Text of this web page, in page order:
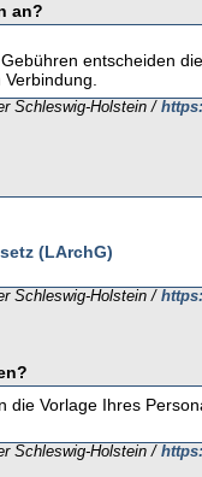
an?
entscheiden
Verbindung.
Schleswig-Holstein /
(LArchG)
Schleswig-Holstein /
die Vorlage Ihres
Schleswig-Holstein /